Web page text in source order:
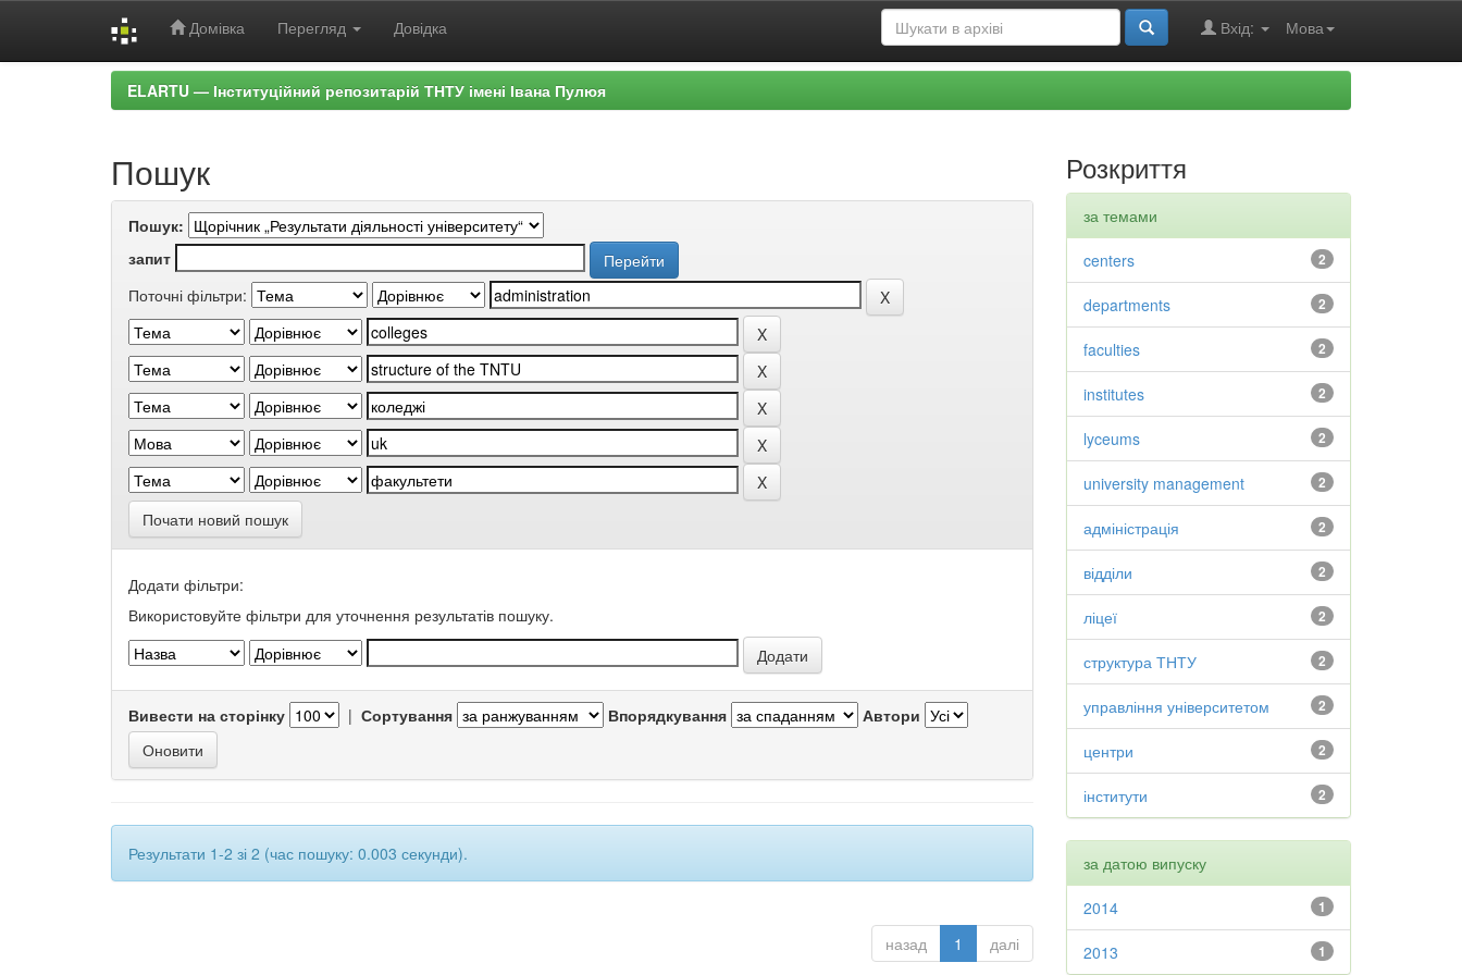
Домівка Перегляд Довідка Мова
Вхід:
ELARTU — Інституційний репозитарій ТНТУ імені Івана Пулюя
Пошук
Пошук:
запит
Поточні фільтри:
Почати новий пошук
Додати фільтри:
Використовуйте фільтри для уточнення результатів пошуку.
Вивести на сторінку | Сортування Впорядкування Автори
Результати 1-2 зі 2 (час пошуку: 0.003 секунди).
назад 1 далі
Розкриття
за темами
2
centers
2
departments
2
faculties
2
institutes
2
lyceums
2
university management
2
адміністрація
2
відділи
2
ліцеї
2
структура ТНТУ
2
управління університетом
2
центри
2
інститути
за датою випуску
1
2014
1
2013